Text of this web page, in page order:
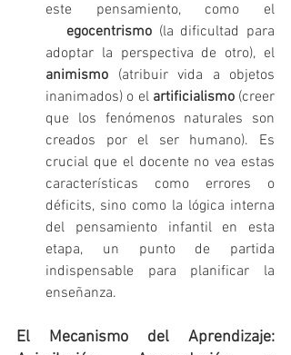
este pensamiento, como el
egocentrismo (la dificultad para
animismo (atribuir vida a objetos
inanimados) o el artificialismo (creer
que los fenómenos naturales son
creados por el ser humano). Es
crucial que el docente no vea estas
características como errores o
déficits, sino como la lógica interna
del pensamiento infantil en esta
etapa, un punto de partida
indispensable para planificar la
enseñanza.
El Mecanismo del Aprendizaje: